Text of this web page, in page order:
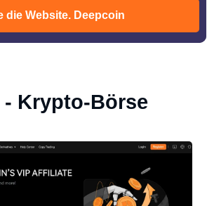
die Website. Deepcoin
- Krypto-Börse